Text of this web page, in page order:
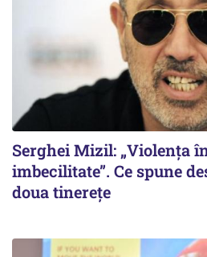
Serghei Mizil: „Violența
imbecilitate”. Ce spune
doua tinerețe